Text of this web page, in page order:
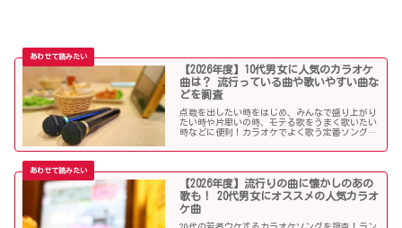
【2026年度】10代男女に人気のカラオケ
曲は？ 流行っている曲や歌いやすい曲な
どを調査
点数を出したい時をはじめ、みんなで盛り上がり
たい時や片思いの時、モテる歌をうまく歌いたい
時などに便利！カラオケでよく歌う定番ソングか
っ盛りの10代男子・女子にオススメの人気カラオ
【2026年度】流行りの曲に懐かしのあの
歌も！ 20代男女にオススメの人気カラオ
ケ曲